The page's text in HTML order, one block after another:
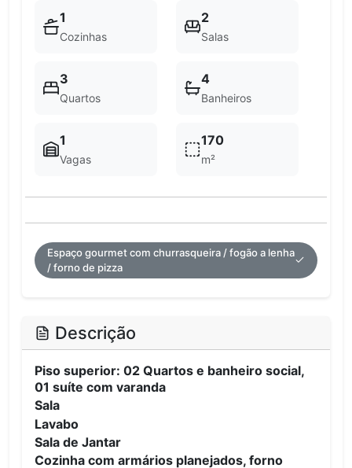
1
Cozinhas
2
Salas
3
Quartos
4
Banheiros
1
Vagas
170
m²
Espaço gourmet com churrasqueira / fogão a lenha
/ forno de pizza
Descrição
Piso superior: 02 Quartos e banheiro social,
01 suíte com varanda
Sala
Lavabo
Sala de Jantar
Cozinha com armários planejados, forno